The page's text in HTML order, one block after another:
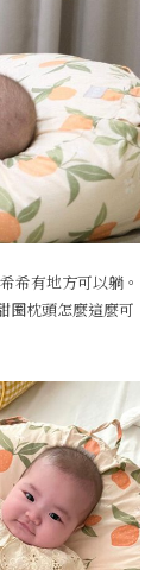
希有地方可以躺。
圈枕頭怎麼這麼可